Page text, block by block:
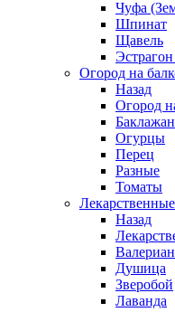
Чуфа
Шпинат
Щавель
Огород на
Назад
Огород
Огурцы
Перец
Разные
Томаты
Назад
Душица
Зверобой
Лаванда